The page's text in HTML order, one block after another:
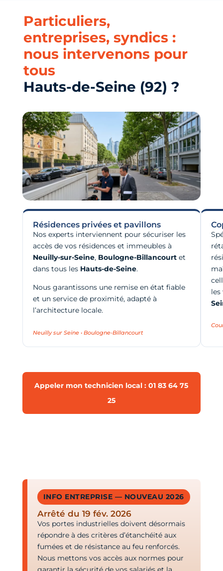
Particuliers,
entreprises, syndics :
nous intervenons pour
tous
Hauts-de-Seine (92) ?
Résidences privées et pavillons
Nos experts interviennent pour sécuriser les
accès de vos résidences et immeubles à
Neuilly-sur-Seine, Boulogne-Billancourtet
dans tous les Hauts-de-Seine.
Nous garantissons une remise en état fiable
et un service de proximité, adapté à
l’architecture locale.
Neuilly sur Seine • Boulogne-Billancourt
Appeler mon technicien local : 01 83 64 75
25
INFO ENTREPRISE — NOUVEAU 2026
Arrêté du 19 fév. 2026
Vos portes industrielles doivent désormais
répondre à des critères d’étanchéité aux
fumées et de résistance au feu renforcés.
Nous mettons vos accès aux normes pour